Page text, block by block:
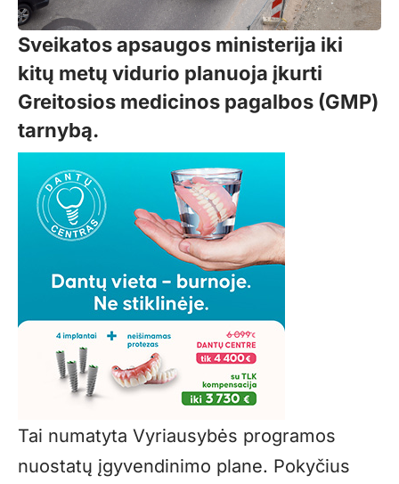
Sveikatos apsaugos ministerija iki
kitų metų vidurio planuoja įkurti
Greitosios medicinos pagalbos (GMP)
tarnybą.
Tai numatyta Vyriausybės programos
nuostatų įgyvendinimo plane. Pokyčius